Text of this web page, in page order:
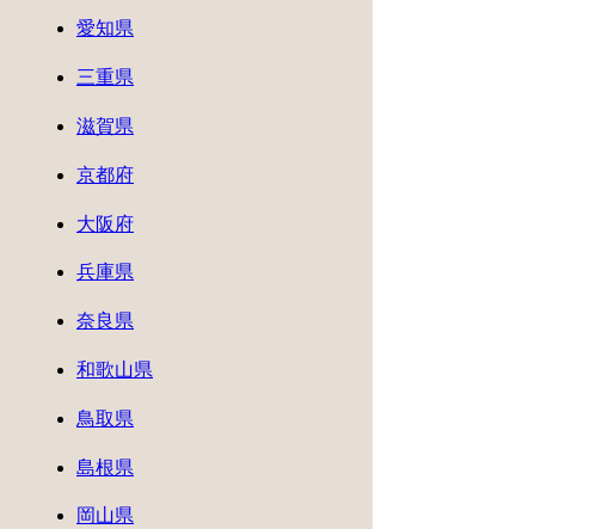
愛知県
三重県
滋賀県
京都府
大阪府
兵庫県
奈良県
和歌山県
鳥取県
島根県
岡山県